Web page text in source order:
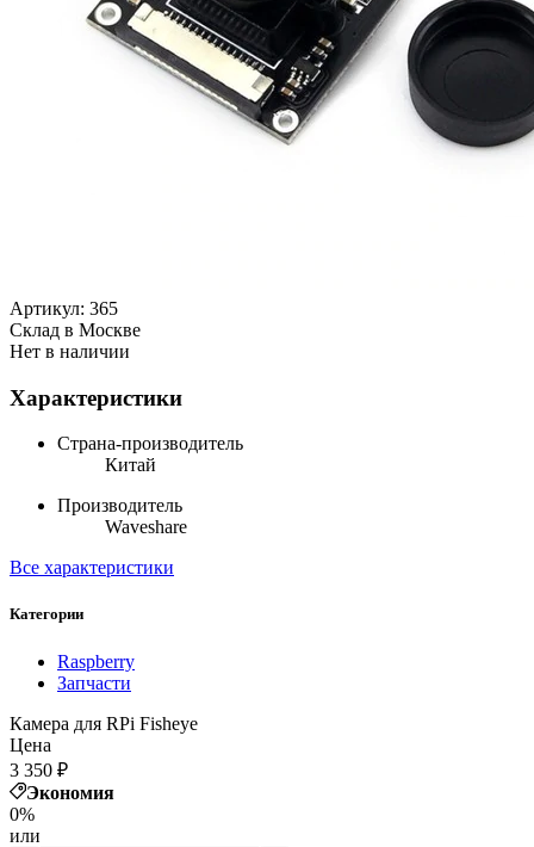
Артикул: 365
Cклад в Москве
Нет в наличии
Характеристики
Страна-производитель
Китай
Производитель
Waveshare
Все характеристики
Категории
Raspberry
Запчасти
Камера для RPi Fisheye
Цена
3 350 ₽
Экономия
0%
или